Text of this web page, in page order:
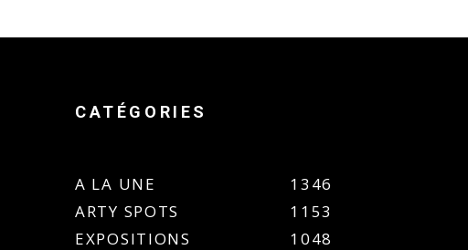
CATÉGORIES
A LA UNE
1346
ARTY SPOTS
1153
EXPOSITIONS
1048